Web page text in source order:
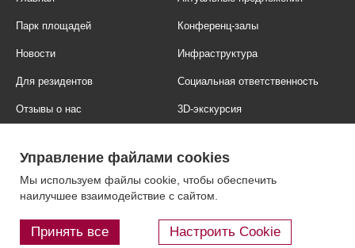
Парк площадей Конференц-залы
Новости Инфраструктура
Для резидентов Социальная ответственность
Отзывы о нас 3D-экскурсия
Контакты Блог
Управление файлами cookies
Мы используем файлы cookie, чтобы обеспечить
наилучшее взаимодействие с сайтом.
Принять все Настроить Cookie